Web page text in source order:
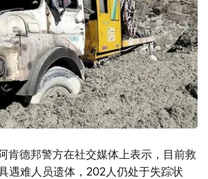
肯德邦警方在社交媒体上表示，目前救
遇难人员遗体，202人仍处于失踪状